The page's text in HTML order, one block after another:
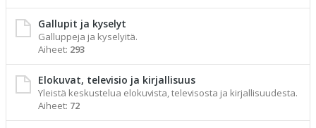
Gallupit ja kyselyt
Galluppeja ja kyselyitä.
Aiheet: 293
Elokuvat, televisio ja kirjallisuus
Yleistä keskustelua elokuvista, televisosta ja kirjallisuudesta.
Aiheet: 72